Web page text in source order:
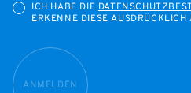
ICH HABE DIE
ERKENNE DIESE AUSDRÜCKLICH
ANMELDEN